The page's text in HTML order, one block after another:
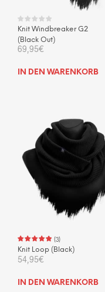
Knit Windbreaker G2
(Black Out)
69,95€
IN DEN WARENKORB
(3)
Knit Loop (Black)
54,95€
IN DEN WARENKORB